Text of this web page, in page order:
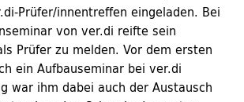
Prüfer/innentreffen eingeladen. Bei
von ver.di reifte sein
Prüfer zu melden. Vor dem ersten
ein Aufbauseminar bei ver.di
war ihm dabei auch der Austausch